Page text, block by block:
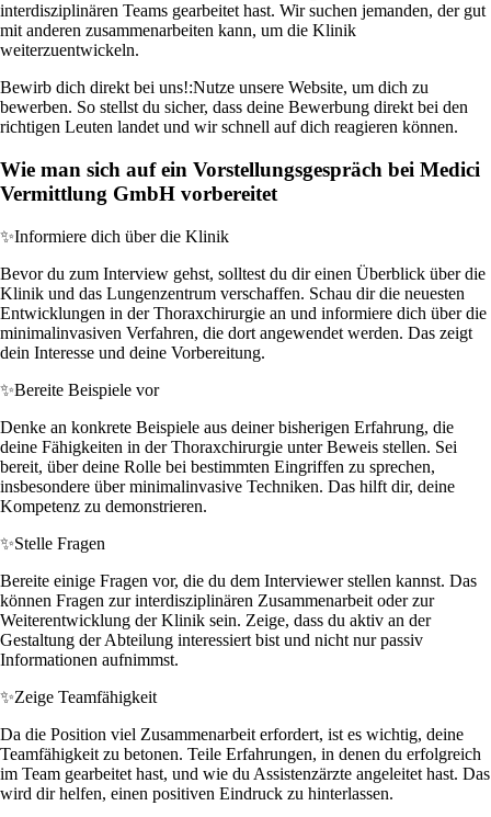
interdisziplinären Teams gearbeitet hast. Wir suchen jemanden, der gut
mit anderen zusammenarbeiten kann, um die Klinik
weiterzuentwickeln.
Bewirb dich direkt bei uns!:Nutze unsere Website, um dich zu
bewerben. So stellst du sicher, dass deine Bewerbung direkt bei den
richtigen Leuten landet und wir schnell auf dich reagieren können.
Wie man sich auf ein Vorstellungsgespräch bei Medici
Vermittlung GmbH vorbereitet
✨Informiere dich über die Klinik
Bevor du zum Interview gehst, solltest du dir einen Überblick über die
Klinik und das Lungenzentrum verschaffen. Schau dir die neuesten
Entwicklungen in der Thoraxchirurgie an und informiere dich über die
minimalinvasiven Verfahren, die dort angewendet werden. Das zeigt
dein Interesse und deine Vorbereitung.
✨Bereite Beispiele vor
Denke an konkrete Beispiele aus deiner bisherigen Erfahrung, die
deine Fähigkeiten in der Thoraxchirurgie unter Beweis stellen. Sei
bereit, über deine Rolle bei bestimmten Eingriffen zu sprechen,
insbesondere über minimalinvasive Techniken. Das hilft dir, deine
Kompetenz zu demonstrieren.
✨Stelle Fragen
Bereite einige Fragen vor, die du dem Interviewer stellen kannst. Das
können Fragen zur interdisziplinären Zusammenarbeit oder zur
Weiterentwicklung der Klinik sein. Zeige, dass du aktiv an der
Gestaltung der Abteilung interessiert bist und nicht nur passiv
Informationen aufnimmst.
✨Zeige Teamfähigkeit
Da die Position viel Zusammenarbeit erfordert, ist es wichtig, deine
Teamfähigkeit zu betonen. Teile Erfahrungen, in denen du erfolgreich
im Team gearbeitet hast, und wie du Assistenzärzte angeleitet hast. Das
wird dir helfen, einen positiven Eindruck zu hinterlassen.